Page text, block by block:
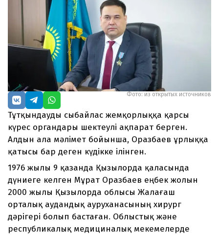
Фото: из открытых источников
Тұтқындауды сыбайлас жемқорлыққа қарсы
күрес органдары шектеулі ақпарат берген.
Алдын ала мәлімет бойынша, Оразбаев ұрлыққа
қатысы бар деген күдікке ілінген.
1976 жылы 9 қазанда Қызылорда қаласында
дүниеге келген Мұрат Оразбаев еңбек жолын
2000 жылы Қызылорда облысы Жалағаш
орталық аудандық ауруханасының хирург
дәрігері болып бастаған. Облыстық және
республикалық медициналық мекемелерде